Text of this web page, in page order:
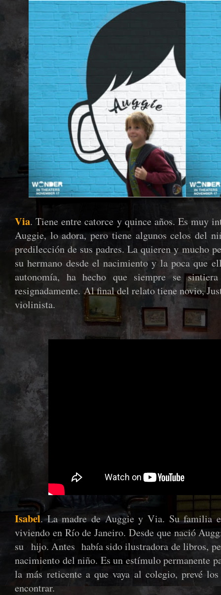
Via. Tiene entre catorce y quince años. Es muy
Auggie, lo adora, pero tiene algunos celos del
predilección de sus padres. La quieren y mucho
su hermano desde el nacimiento y la poca que
autonomía, ha hecho que siempre se
resignadamente.Al final del relato tiene novio,
violinista.
Isabel. La madre de Auggie y Via. Su familia
viviendo en Río de Janeiro. Desde que nació
su hijo. Antes había sido ilustradora de libros,
nacimiento del niño. Es un estímulo permanente
la más reticente a que vaya al colegio, prevé
encontrar.